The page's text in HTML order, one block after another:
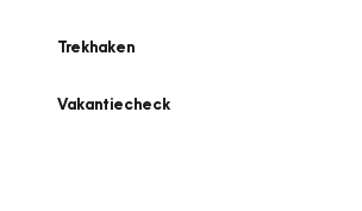
Trekhaken
Vakantiecheck